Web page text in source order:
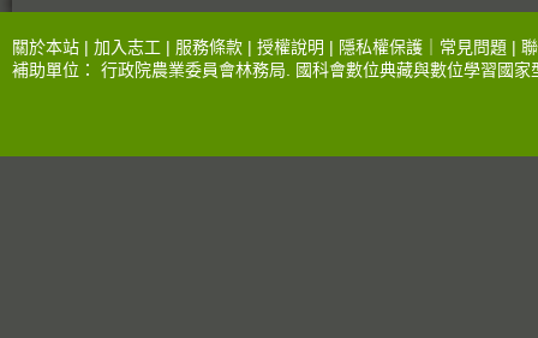
關於本站 | 加入志工 | 服務條款 | 授權說明 | 隱私權保護 常見問題 |
補助單位： 行政院農業委員會林務局 國科會數位典藏與數位學習國家